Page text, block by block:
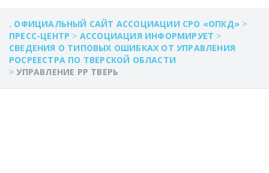
. ОФИЦИАЛЬНЫЙ САЙТ АССОЦИАЦИИ СРО «ОПКД» >
ПРЕСС-ЦЕНТР > АССОЦИАЦИЯ ИНФОРМИРУЕТ >
СВЕДЕНИЯ О ТИПОВЫХ ОШИБКАХ ОТ УПРАВЛЕНИЯ
РОСРЕЕСТРА ПО ТВЕРСКОЙ ОБЛАСТИ
> УПРАВЛЕНИЕ РР ТВЕРЬ